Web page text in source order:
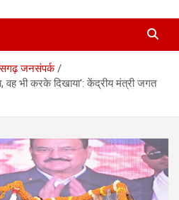
जनसंपर्क
वह भी करके दिखाया': केंद्रीय मंत्री जगत